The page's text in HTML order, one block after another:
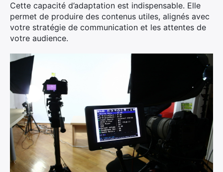
Cette capacité d’adaptation est indispensable. Elle
permet de produire des contenus utiles, alignés avec
votre stratégie de communication et les attentes de
votre audience.